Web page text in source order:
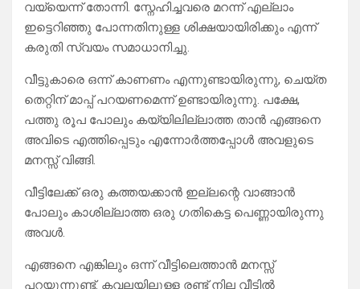
വയ്യെന്ന് തോന്നി. സ്നേഹിച്ചവരെ മറന്ന് എല്ലാം
ഇട്ടെറിഞ്ഞു പോന്നതിനുള്ള ശിക്ഷയായിരിക്കും എന്ന്
കരുതി സ്വയം സമാധാനിച്ചു.
വീട്ടുകാരെ ഒന്ന് കാണണം എന്നുണ്ടായിരുന്നു, ചെയ്ത
തെറ്റിന് മാപ്പ് പറയണമെന്ന് ഉണ്ടായിരുന്നു. പക്ഷേ,
പത്തു രൂപ പോലും കയ്യിലില്ലാത്ത താൻ എങ്ങനെ
അവിടെ എത്തിപ്പെടും എന്നോർത്തപ്പോൾ അവളുടെ
മനസ്സ് വിങ്ങി.
വീട്ടിലേക്ക് ഒരു കത്തയക്കാൻ ഇല്ലന്റെ വാങ്ങാൻ
പോലും കാശില്ലാത്ത ഒരു ഗതികെട്ട പെണ്ണായിരുന്നു
അവൾ.
എങ്ങനെ എങ്കിലും ഒന്ന് വീട്ടിലെത്താൻ മനസ്സ്
പറയുന്നുണ്ട്. കവലയിലുള്ള രണ്ട് നില വീട്ടിൽ